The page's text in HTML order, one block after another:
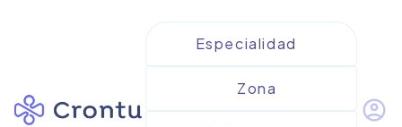
account_circle